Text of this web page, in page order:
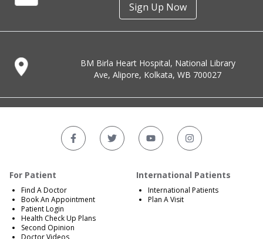
Sign Up Now
BM Birla Heart Hospital, National Library
Ave, Alipore, Kolkata, WB 700027
For Patient
Find A Doctor
Book An Appointment
Patient Login
Health Check Up Plans
Second Opinion
International Patients
International Patients
Plan A Visit